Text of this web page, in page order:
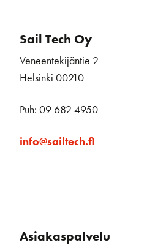
Sail Tech Oy
Veneentekijäntie 2
Helsinki 00210
Puh: 09 682 4950
info@sailtech.fi
Asiakaspalvelu